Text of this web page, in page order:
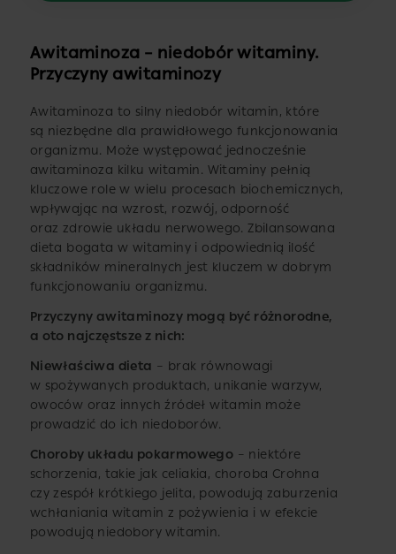
Awitaminoza – niedobór witaminy.
Przyczyny awitaminozy
Awitaminoza to silny niedobór witamin, które
są niezbędne dla prawidłowego funkcjonowania
organizmu. Może występować jednocześnie
awitaminoza kilku witamin. Witaminy pełnią
kluczowe role w wielu procesach biochemicznych,
wpływając na wzrost, rozwój, odporność
oraz zdrowie układu nerwowego. Zbilansowana
dieta bogata w witaminy i odpowiednią ilość
składników mineralnych jest kluczem w dobrym
funkcjonowaniu organizmu.
Przyczyny awitaminozy mogą być różnorodne,
a oto najczęstsze z nich:
Niewłaściwa dieta – brak równowagi
w spożywanych produktach, unikanie warzyw,
owoców oraz innych źródeł witamin może
prowadzić do ich niedoborów.
Choroby układu pokarmowego – niektóre
schorzenia, takie jak celiakia, choroba Crohna
czy zespół krótkiego jelita, powodują zaburzenia
wchłaniania witamin z pożywienia i w efekcie
powodują niedobory witamin.